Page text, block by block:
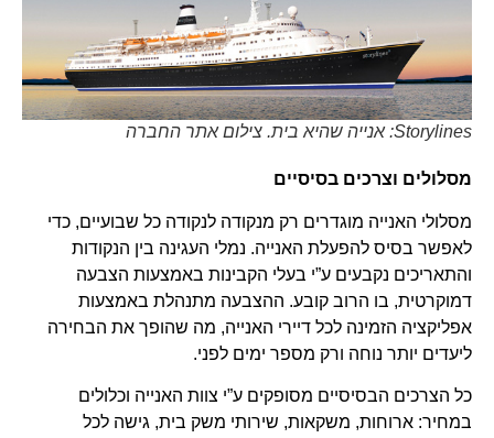
Storylines: אנייה שהיא בית. צילום אתר החברה
מסלולים וצרכים בסיסיים
מסלולי האנייה מוגדרים רק מנקודה לנקודה כל שבועיים, כדי
לאפשר בסיס להפעלת האנייה. נמלי העגינה בין הנקודות
והתאריכים נקבעים ע”י בעלי הקבינות באמצעות הצבעה
דמוקרטית, בו הרוב קובע. ההצבעה מתנהלת באמצעות
אפליקציה הזמינה לכל דיירי האנייה, מה שהופך את הבחירה
ליעדים יותר נוחה ורק מספר ימים לפני.
כל הצרכים הבסיסיים מסופקים ע”י צוות האנייה וכלולים
במחיר: ארוחות, משקאות, שירותי משק בית, גישה לכל